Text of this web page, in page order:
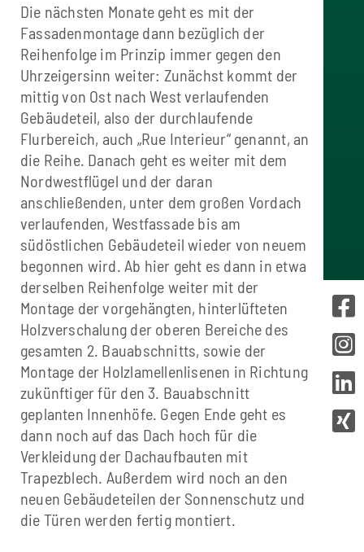
Die nächsten Monate geht es mit der
Fassadenmontage dann bezüglich der
Reihenfolge im Prinzip immer gegen den
Uhrzeigersinn weiter: Zunächst kommt der
mittig von Ost nach West verlaufenden
Gebäudeteil, also der durchlaufende
Flurbereich, auch „Rue Interieur“ genannt, an
die Reihe. Danach geht es weiter mit dem
Nordwestflügel und der daran
anschließenden, unter dem großen Vordach
verlaufenden, Westfassade bis am
südöstlichen Gebäudeteil wieder von neuem
begonnen wird. Ab hier geht es dann in etwa
derselben Reihenfolge weiter mit der
Montage der vorgehängten, hinterlüfteten
Holzverschalung der oberen Bereiche des
gesamten 2. Bauabschnitts, sowie der
Montage der Holzlamellenlisenen in Richtung
zukünftiger für den 3. Bauabschnitt
geplanten Innenhöfe. Gegen Ende geht es
dann noch auf das Dach hoch für die
Verkleidung der Dachaufbauten mit
Trapezblech. Außerdem wird noch an den
neuen Gebäudeteilen der Sonnenschutz und
die Türen werden fertig montiert.